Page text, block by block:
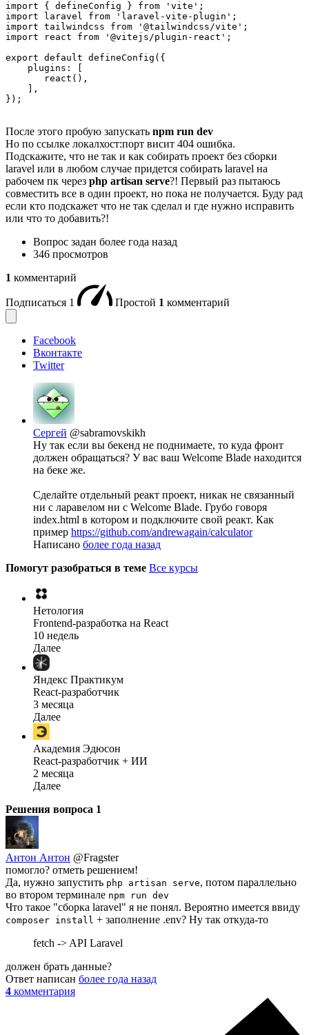
import { defineConfig } from 'vite';
import laravel from 'laravel-vite-plugin';
import tailwindcss from '@tailwindcss/vite';
import react from '@vitejs/plugin-react';
export default defineConfig({
    plugins: [
       react(),
    ],
});
После этого пробую запускать npm run dev
Но по ссылке локалхост:порт висит 404 ошибка.
Подскажите, что не так и как собирать проект без сборки
laravel или в любом случае придется собирать laravel на
рабочем пк через php artisan serve?! Первый раз пытаюсь
совместить все в один проект, но пока не получается. Буду рад
если кто подскажет что не так сделал и где нужно исправить
или что то добавить?!
Вопрос задан более года назад
346 просмотров
1 комментарий
Подписаться 1 Простой 1 комментарий
Facebook
Вконтакте
Twitter
Сергей @sabramovskikh
Ну так если вы бекенд не поднимаете, то куда фронт
должен обращаться? У вас ваш Welcome Blade находится
на беке же.
Сделайте отдельный реакт проект, никак не связанный
ни с ларавелом ни с Welcome Blade. Грубо говоря
index.html в котором и подключите свой реакт. Как
пример https://github.com/andrewagain/calculator
Написано более года назад
Помогут разобраться в теме Все курсы
Нетология
Frontend-разработка на React
10 недель
Далее
Яндекс Практикум
React-разработчик
3 месяца
Далее
Академия Эдюсон
React-разработчик + ИИ
2 месяца
Далее
Решения вопроса 1
Антон Антон @Fragster
помогло? отметь решением!
Да, нужно запустить php artisan serve, потом параллельно
во втором терминале npm run dev
Что такое "сборка laravel" я не понял. Вероятно имеется ввиду
composer install + заполнение .env? Ну так откуда-то
fetch -> API Laravel
должен брать данные?
Ответ написан более года назад
4 комментария